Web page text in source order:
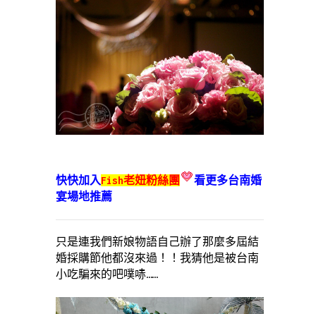
快快加入Fish老妞粉絲團
看更多台南婚
宴場地推薦
只是連我們新娘物語自己辦了那麼多屆結
婚採購節他都沒來過！！我猜他是被台南
小吃騙來的吧噗哧……